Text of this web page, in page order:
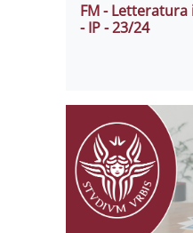
FM -
- IP - 23/24